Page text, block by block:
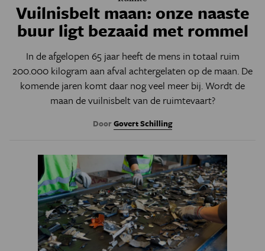
Vuilnisbelt maan: onze naaste
buur ligt bezaaid met rommel
In de afgelopen 65 jaar heeft de mens in totaal ruim
200.000 kilogram aan afval achtergelaten op de maan. De
komende jaren komt daar nog veel meer bij. Wordt de
maan de vuilnisbelt van de ruimtevaart?
DoorGovert Schilling